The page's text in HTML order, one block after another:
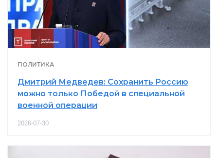
ПОЛИТИКА
Дмитрий Медведев: Сохранить Россию
можно только Победой в специальной
военной операции
2026-07-30